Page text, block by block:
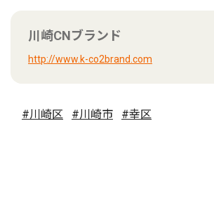
川崎CNブランド
http://www.k-co2brand.com
#川崎区 #川崎市 #幸区